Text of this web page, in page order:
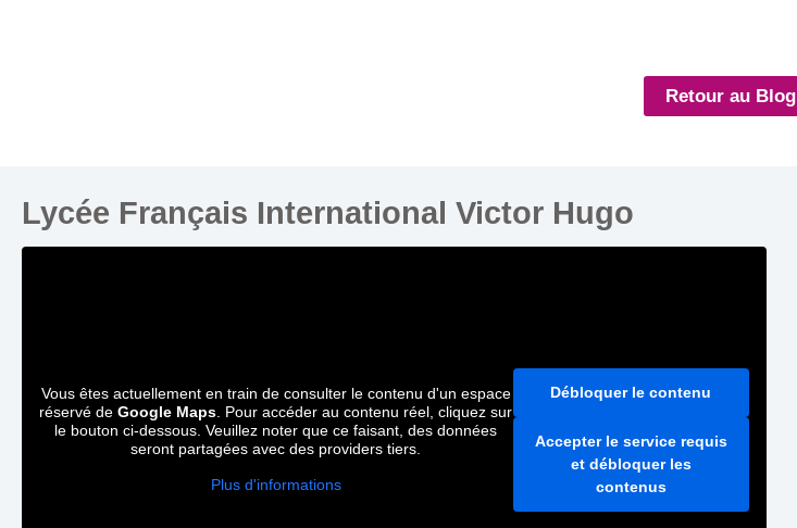
Retour au Blog
Lycée Français International Victor Hugo
Vous êtes actuellement en train de consulter le contenu d'un espace
réservé deGoogle Maps. Pour accéder au contenu réel, cliquez sur
le bouton ci-dessous. Veuillez noter que ce faisant, des données
seront partagées avec des providers tiers.
Plus d'informations
Débloquer le contenu
Accepter le service requis
et débloquer les
contenus